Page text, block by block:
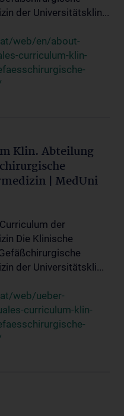
der Universitätsklin...
web/en/about-
curriculum-klin-
Klin. Abteilung
| MedUni
der
Die Klinische
der Universitätskli...
web/ueber-
curriculum-klin-